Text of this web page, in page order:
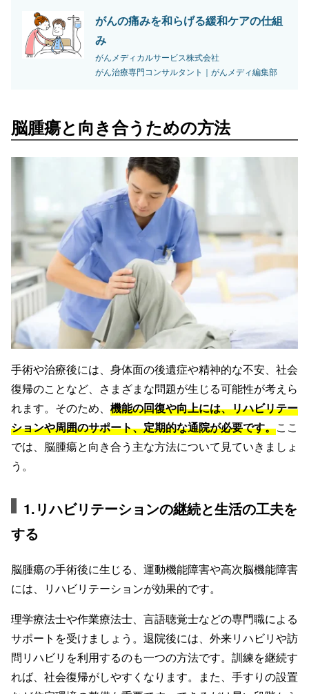
がんの痛みを和らげる緩和ケアの仕組
み
がんメディカルサービス株式会社
がん治療専門コンサルタント｜がんメディ編集部
脳腫瘍と向き合うための方法
手術や治療後には、身体面の後遺症や精神的な不安、社会
復帰のことなど、さまざまな問題が生じる可能性が考えら
れます。そのため、 機能の回復や向上には、リハビリテー
ションや周囲のサポート、定期的な通院が必要です。ここ
では、脳腫瘍と向き合う主な方法について見ていきましょ
う。
1.リハビリテーションの継続と生活の工夫を
する
脳腫瘍の手術後に生じる、運動機能障害や高次脳機能障害
には、リハビリテーションが効果的です。
理学療法士や作業療法士、言語聴覚士などの専門職による
サポートを受けましょう。退院後には、外来リハビリや訪
問リハビリを利用するのも一つの方法です。訓練を継続す
れば、社会復帰がしやすくなります。また、手すりの設置